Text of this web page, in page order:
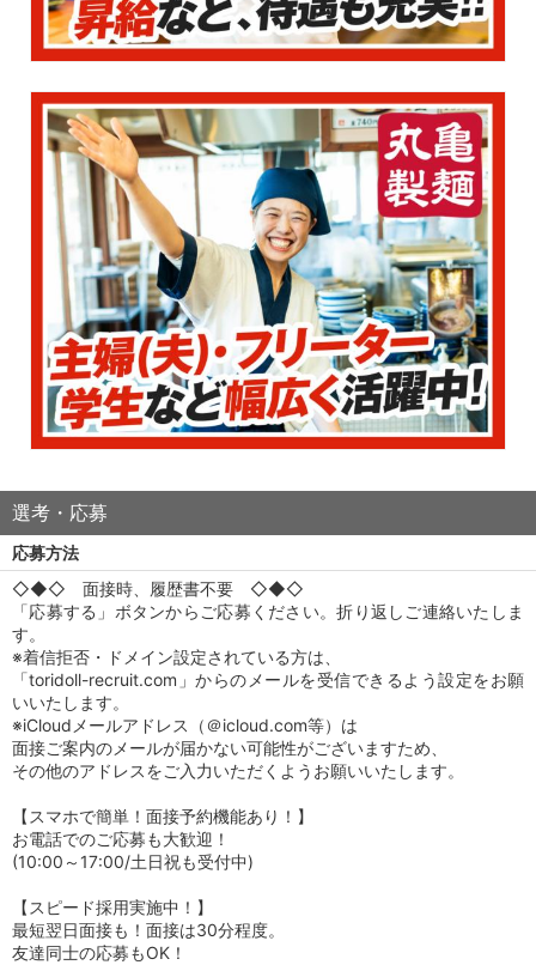
選考・応募
応募方法
◇◆◇ 面接時、履歴書不要 ◇◆◇
「応募する」ボタンからご応募ください。折り返しご連絡いたしま
す。
※着信拒否・ドメイン設定されている方は、
「toridoll-recruit.com」からのメールを受信できるよう設定をお願
いいたします。
※iCloudメールアドレス（＠icloud.com等）は
面接ご案内のメールが届かない可能性がございますため、
その他のアドレスをご入力いただくようお願いいたします。
【スマホで簡単！面接予約機能あり！】
お電話でのご応募も大歓迎！
(10:00～17:00/土日祝も受付中)
【スピード採用実施中！】
最短翌日面接も！面接は30分程度。
友達同士の応募もOK！